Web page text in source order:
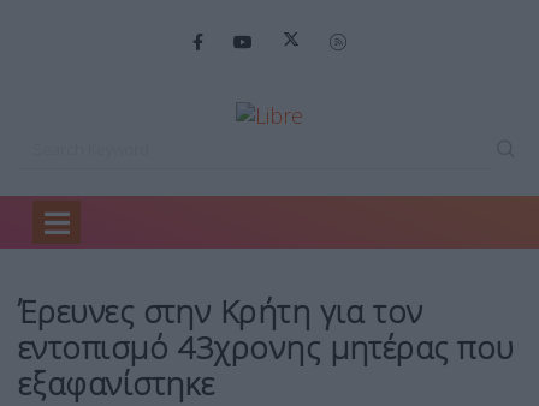
Home
Έρευνες στην Κρήτη για τον
εντοπισμό 43χρονης μητέρας που
εξαφανίστηκε